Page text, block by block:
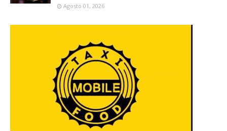
Agosto 01, 2026